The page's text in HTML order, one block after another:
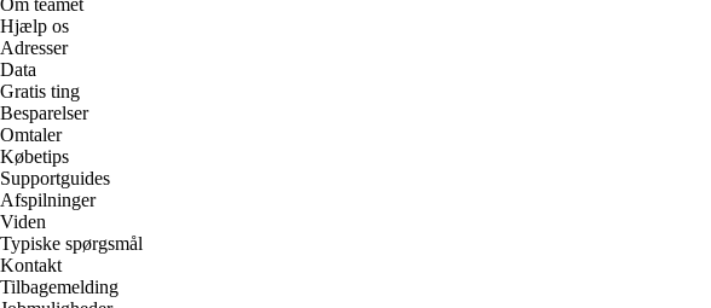
Hjælp os
Adresser
Data
Gratis ting
Besparelser
Omtaler
Købetips
Supportguides
Afspilninger
Viden
Typiske spørgsmål
Kontakt
Tilbagemelding